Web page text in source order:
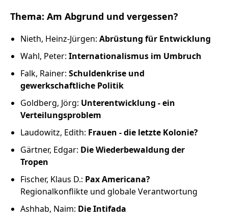
Thema: Am Abgrund und vergessen?
Nieth, Heinz-Jürgen: Abrüstung für Entwicklung
Wahl, Peter: Internationalismus im Umbruch
Falk, Rainer: Schuldenkrise und
gewerkschaftliche Politik
Goldberg, Jörg: Unterentwicklung - ein
Verteilungsproblem
Laudowitz, Edith: Frauen - die letzte Kolonie?
Gärtner, Edgar: Die Wiederbewaldung der
Tropen
Fischer, Klaus D.: Pax Americana?
Regionalkonflikte und globale Verantwortung
Ashhab, Naim: Die Intifada